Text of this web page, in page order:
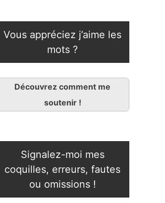
Vous appréciez j’aime les
mots ?
Découvrez comment me
soutenir !
Signalez-moi mes
coquilles, erreurs, fautes
ou omissions !